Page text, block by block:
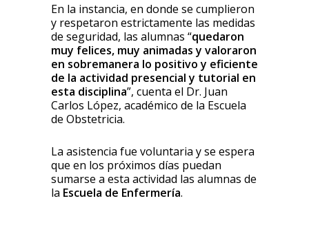
En la instancia, en donde se cumplieron
y respetaron estrictamente las medidas
de seguridad, las alumnas “quedaron
muy felices, muy animadas y valoraron
en sobremanera lo positivo y eficiente
de la actividad presencial y tutorial en
esta disciplina”, cuenta el Dr. Juan
Carlos López, académico de la Escuela
de Obstetricia.
La asistencia fue voluntaria y se espera
que en los próximos días puedan
sumarse a esta actividad las alumnas de
la Escuela de Enfermería.